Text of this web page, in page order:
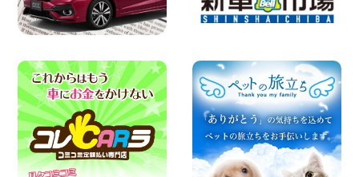
お引越しに便利で最適!(禁煙車両) 香川県
坂出川津店
8月 お盆休みのお知らせ 広島県 ベイシテ
ィ宇品店
100円レンタカー ベイシティ宇品
2026年08月03日
ちょっとそこまで。もっと気軽に 埼玉県
西武秩父駅前店
100円レンタカー 西武秩父駅前
2026年08月03日